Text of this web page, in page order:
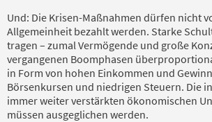
Und: Die Krisen-Maßnahmen dürfen nicht
Allgemeinheit bezahlt werden. Starke
tragen – zumal Vermögende und große
vergangenen Boomphasen
in Form von hohen Einkommen und
Börsenkursen und niedrigen Steuern. Die
immer weiter verstärkten ökonomischen
müssen ausgeglichen werden.